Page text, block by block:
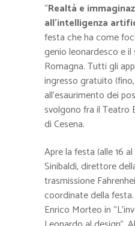
“Realtà e
all’intelligenza
festa che ha come
genio leonardesco e
Romagna. Tutti gli
ingresso gratuito
all’esaurimento dei
svolgono fra il Teatro
di Cesena.
Apre la festa (alle 16
Sinibaldi, direttore
trasmissione
coordinate della festa.
Enrico Morteo in